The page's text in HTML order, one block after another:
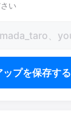
い
ップを保存する